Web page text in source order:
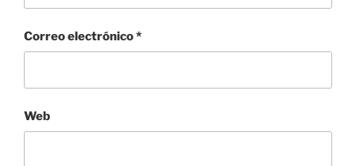
Correo electrónico*
Web